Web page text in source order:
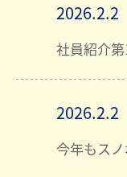
2026.2.2
社員紹介第
2026.2.2
今年もス